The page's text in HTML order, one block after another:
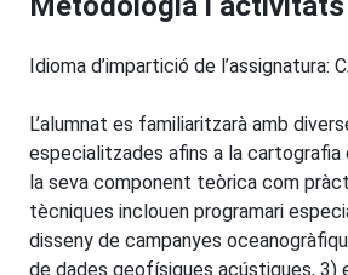
Idioma d’impartició de l’assignatura:
L’alumnat es familiaritzarà amb
especialitzades afins a la cartografia
la seva component teòrica com
tècniques inclouen programari
disseny de campanyes
de dades geofísiques acústiques, 3)